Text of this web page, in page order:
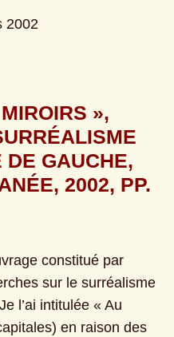
2002
»,
DE GAUCHE,
2002, PP.
constitué par
sur le surréalisme
l’ai intitulée « Au
en raison des